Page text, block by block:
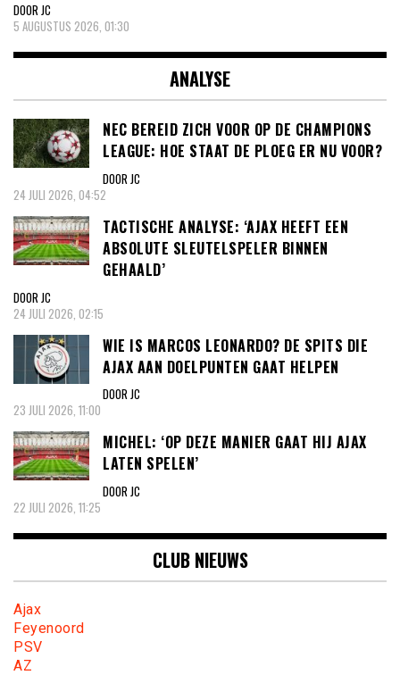
DOOR JC
5 AUGUSTUS 2026, 01:30
ANALYSE
NEC BEREID ZICH VOOR OP DE CHAMPIONS
LEAGUE: HOE STAAT DE PLOEG ER NU VOOR?
DOOR JC
24 JULI 2026, 04:52
TACTISCHE ANALYSE: ‘AJAX HEEFT EEN
ABSOLUTE SLEUTELSPELER BINNEN
GEHAALD’
DOOR JC
24 JULI 2026, 02:15
WIE IS MARCOS LEONARDO? DE SPITS DIE
AJAX AAN DOELPUNTEN GAAT HELPEN
DOOR JC
23 JULI 2026, 11:00
MICHEL: ‘OP DEZE MANIER GAAT HIJ AJAX
LATEN SPELEN’
DOOR JC
22 JULI 2026, 11:25
CLUB NIEUWS
Ajax
Feyenoord
PSV
AZ